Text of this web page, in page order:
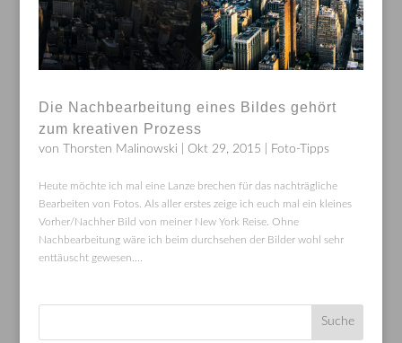
Die Nachbearbeitung eines Bildes gehört
zum kreativen Prozess
von Thorsten Malinowski Okt 29, 2015 Foto-Tipps
Heute möchte ich mal eine Lanze brechen für das nachträgliche
Bearbeiten von Fotos. Als aller erstes zeige ich euch mal ein kleines
Vorher/Nachher Bild von meiner New York Reise. Ohne
Nachbearbeitung wäre ich beim durchsehen der Bilder wohl sehr
enttäuscht gewesen....